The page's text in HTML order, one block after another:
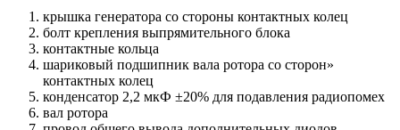
крышка генератора со стороны контактных колец
болт крепления выпрямительного блока
контактные кольца
шариковый подшипник вала ротора со сторон»
контактных колец
конденсатор 2,2 мкФ ±20% для подавления радиопомех
вал ротора